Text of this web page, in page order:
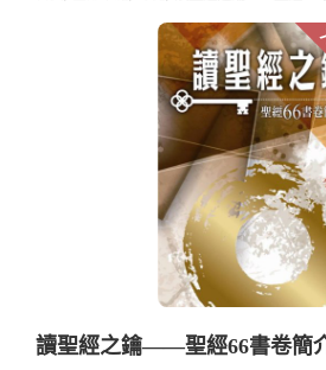
讀聖經之鑰——聖經66書卷簡